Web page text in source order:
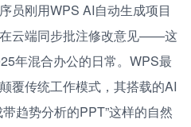
员刚用WPS AI自动生成项目
云端同步批注修改意见——这
年混合办公的日常。WPS最
覆传统工作模式，其搭载的AI
趋势分析的PPT”这样的自然